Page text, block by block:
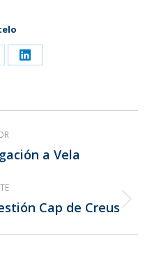
Share
LinkedIn
a Vela
Cap de Creus